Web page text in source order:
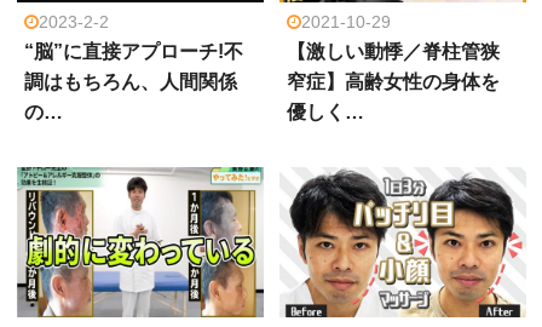
2023-2-2
“脳”に直接アプローチ!不
調はもちろん、人間関係
の…
2021-10-29
【激しい動悸／脊柱管狭
窄症】高齢女性の身体を
優しく…